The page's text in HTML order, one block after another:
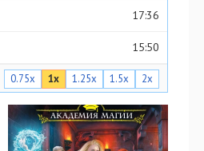
17:36
15:50
16:17
19:10
16:41
0.75x 1x 1.25x 1.5x 2x